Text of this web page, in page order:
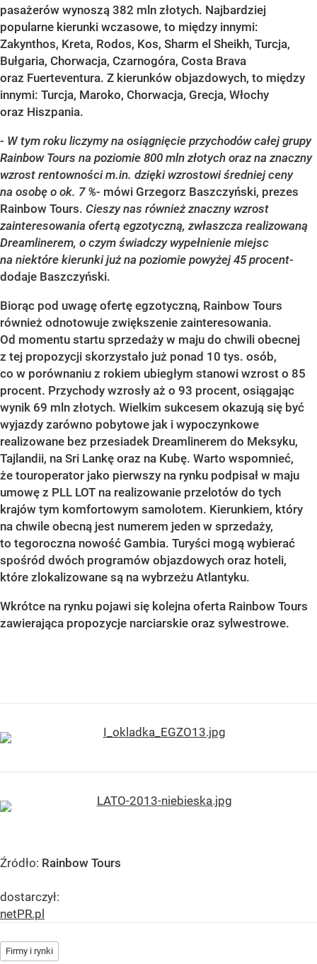
pasażerów wynoszą 382 mln złotych. Najbardziej
popularne kierunki wczasowe, to między innymi:
Zakynthos, Kreta, Rodos, Kos, Sharm el Sheikh, Turcja,
Bułgaria, Chorwacja, Czarnogóra, Costa Brava
oraz Fuerteventura. Z kierunków objazdowych, to między
innymi: Turcja, Maroko, Chorwacja, Grecja, Włochy
oraz Hiszpania.
- W tym roku liczymy na osiągnięcie przychodów całej grupy
Rainbow Tours na poziomie 800 mln złotych oraz na znaczny
wzrost rentowności m.in. dzięki wzrostowi średniej ceny
na osobę o ok. 7 %- mówi Grzegorz Baszczyński, prezes
Rainbow Tours. Cieszy nas również znaczny wzrost
zainteresowania ofertą egzotyczną, zwłaszcza realizowaną
Dreamlinerem, o czym świadczy wypełnienie miejsc
na niektóre kierunki już na poziomie powyżej 45 procent-
dodaje Baszczyński.
Biorąc pod uwagę ofertę egzotyczną, Rainbow Tours
również odnotowuje zwiększenie zainteresowania.
Od momentu startu sprzedaży w maju do chwili obecnej
z tej propozycji skorzystało już ponad 10 tys. osób,
co w porównaniu z rokiem ubiegłym stanowi wzrost o 85
procent. Przychody wzrosły aż o 93 procent, osiągając
wynik 69 mln złotych. Wielkim sukcesem okazują się być
wyjazdy zarówno pobytowe jak i wypoczynkowe
realizowane bez przesiadek Dreamlinerem do Meksyku,
Tajlandii, na Sri Lankę oraz na Kubę. Warto wspomnieć,
że touroperator jako pierwszy na rynku podpisał w maju
umowę z PLL LOT na realizowanie przelotów do tych
krajów tym komfortowym samolotem. Kierunkiem, który
na chwile obecną jest numerem jeden w sprzedaży,
to tegoroczna nowość Gambia. Turyści mogą wybierać
spośród dwóch programów objazdowych oraz hoteli,
które zlokalizowane są na wybrzeżu Atlantyku.
Wkrótce na rynku pojawi się kolejna oferta Rainbow Tours
zawierająca propozycje narciarskie oraz sylwestrowe.
Źródło: Rainbow Tours
dostarczył:
netPR.pl
Firmy i rynki